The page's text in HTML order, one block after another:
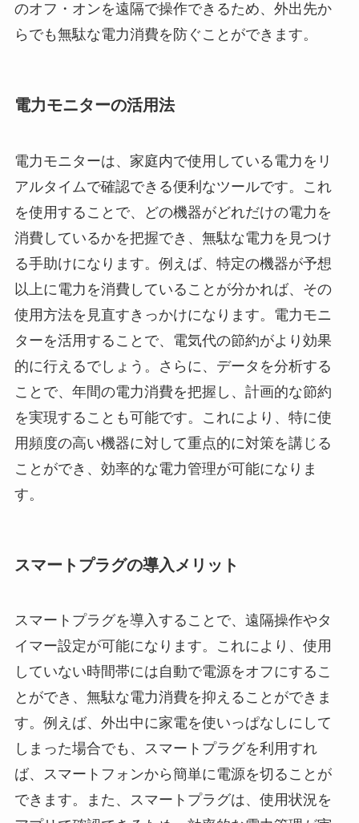
のオフ・オンを遠隔で操作できるため、外出先か
らでも無駄な電力消費を防ぐことができます。
電力モニターの活用法
電力モニターは、家庭内で使用している電力をリ
アルタイムで確認できる便利なツールです。これ
を使用することで、どの機器がどれだけの電力を
消費しているかを把握でき、無駄な電力を見つけ
る手助けになります。例えば、特定の機器が予想
以上に電力を消費していることが分かれば、その
使用方法を見直すきっかけになります。電力モニ
ターを活用することで、電気代の節約がより効果
的に行えるでしょう。さらに、データを分析する
ことで、年間の電力消費を把握し、計画的な節約
を実現することも可能です。これにより、特に使
用頻度の高い機器に対して重点的に対策を講じる
ことができ、効率的な電力管理が可能になりま
す。
スマートプラグの導入メリット
スマートプラグを導入することで、遠隔操作やタ
イマー設定が可能になります。これにより、使用
していない時間帯には自動で電源をオフにするこ
とができ、無駄な電力消費を抑えることができま
す。例えば、外出中に家電を使いっぱなしにして
しまった場合でも、スマートプラグを利用すれ
ば、スマートフォンから簡単に電源を切ることが
できます。また、スマートプラグは、使用状況を